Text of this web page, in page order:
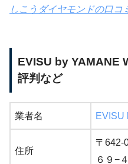
しこうダイヤモンドの口コ
EVISU by YAMANE
評判など
業者名 EVISU
住所
〒642-
６９−４